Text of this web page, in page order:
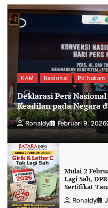
KAM Nasional Polhukam
Deklarasi Pers
Keadilan pada Negara
Ronaldy Februari 9, 2026
Mulai 2
Lagi Sah,
Sertifikat
Ronaldy